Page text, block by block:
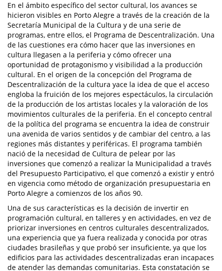
En el ámbito específico del sector cultural, los avances se
hicieron visibles en Porto Alegre a través de la creación de la
Secretaría Municipal de la Cultura y de una serie de
programas, entre ellos, el Programa de Descentralización. Una
de las cuestiones era cómo hacer que las inversiones en
cultura llegasen a la periferia y cómo ofrecer una
oportunidad de protagonismo y visibilidad a la producción
cultural. En el origen de la concepción del Programa de
Descentralización de la cultura yace la idea de que el acceso
engloba la fruición de los mejores espectáculos, la circulación
de la producción de los artistas locales y la valoración de los
movimientos culturales de la periferia. En el concepto central
de la política del programa se encuentra la idea de construir
una avenida de varios sentidos y de cambiar del centro, a las
regiones más distantes y periféricas. El programa también
nació de la necesidad de Cultura de pelear por las
inversiones que comenzó a realizar la Municipalidad a través
del Presupuesto Participativo, el que comenzó a existir y entró
en vigencia como método de organización presupuestaria en
Porto Alegre a comienzos de los años 90.
Una de sus características es la decisión de invertir en
programación cultural, en talleres y en actividades, en vez de
priorizar inversiones en centros culturales descentralizados,
una experiencia que ya fuera realizada y conocida por otras
ciudades brasileñas y que probó ser insuficiente, ya que los
edificios para las actividades descentralizadas eran incapaces
de atender las demandas comunitarias. Esta constatación se